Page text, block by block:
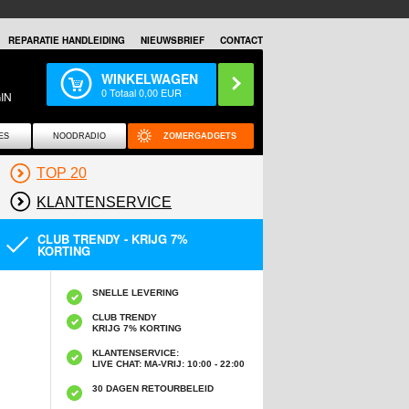
REPARATIE HANDLEIDING NIEUWSBRIEF CONTACT
WINKELWAGEN
0Totaal0,00 EUR
NOODRADIO ZOMERGADGETS
TOP 20
KLANTENSERVICE
CLUB TRENDY - KRIJG 7%
KORTING
SNELLE LEVERING
CLUB TRENDY
KRIJG 7% KORTING
KLANTENSERVICE:
LIVE CHAT: MA-VRIJ: 10:00 - 22:00
30 DAGEN RETOURBELEID